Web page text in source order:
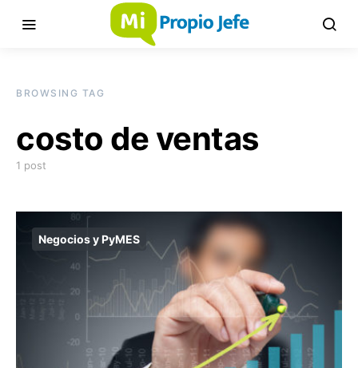
BROWSING TAG
costo de ventas
1 post
Negocios y PyMES